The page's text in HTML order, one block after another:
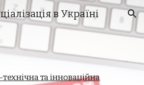
Skip to navigation
в Україні
та інноваційна